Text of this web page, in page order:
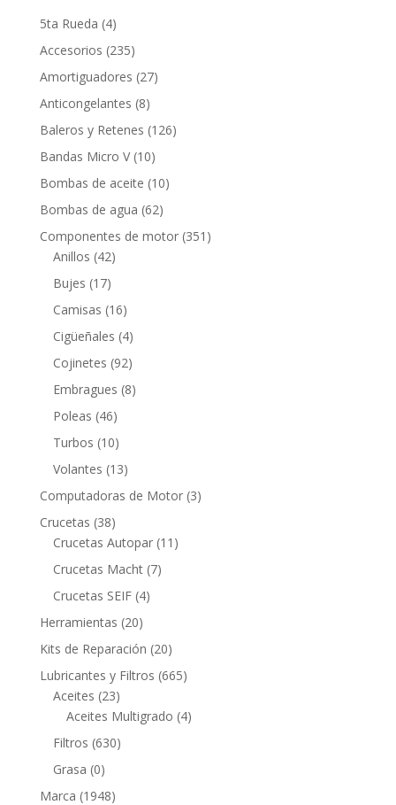
5ta Rueda 44
productos
Accesorios 235235
productos
Amortiguadores 2727
Anticongelantes 88
productos
Baleros y Retenes 126126
Bandas Micro V 1010
productos
Bombas de aceite 1010
Bombas de agua 6262
productos
Componentes de motor 351 351
Anillos 4242
Bujes 1717
productos
Camisas 1616
productos
Cigüeñales 44
productos
Cojinetes 9292
productos
Embragues 88
Poleas 4646
productos
Turbos 1010
productos
Volantes 1313
productos
Computadoras de Motor 33
Crucetas 3838
productos
Crucetas Autopar 11 11
Crucetas Macht 77
Crucetas SEIF 44
Herramientas 2020
productos
Kits de Reparación 2020
productos
Lubricantes y Filtros 665665
Aceites 2323
productos
Aceites Multigrado 44
Filtros 630630
Grasa 00
productos
Marca 19481948